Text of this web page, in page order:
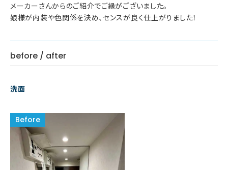
メーカーさんからのご紹介でご縁がございました。
娘様が内装や色関係を決め、センスが良く仕上がりました！
before / after
洗面